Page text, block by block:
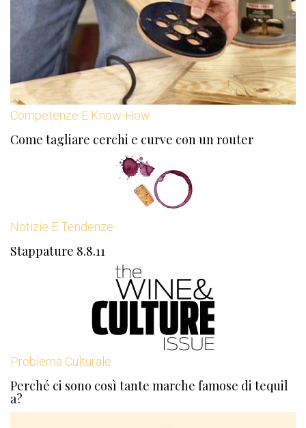
Competenze E Know-How
Come tagliare cerchi e curve con un router
Notizie E Tendenze
Stappature 8.8.11
Problema Culturale
Perché ci sono così tante marche famose di tequil
a?